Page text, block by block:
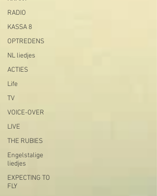
RADIO
KASSA 8
OPTREDENS
NL liedjes
ACTIES
Life
TV
VOICE-OVER
LIVE
THE RUBIES
Engelstalige
liedjes
EXPECTING TO
FLY